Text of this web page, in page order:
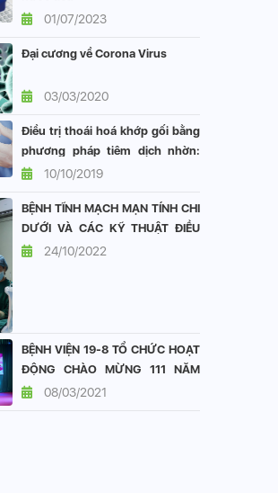
01/07/2023
Đại cương về Corona Virus
03/03/2020
Điều trị thoái hoá khớp gối bằng
phương pháp tiêm dịch nhờn:
vai trò và hiệu quả
10/10/2019
BỆNH TĨNH MẠCH MẠN TÍNH CHI
DƯỚI VÀ CÁC KỸ THUẬT ĐIỀU
TRỊ TẠI KHOA TIM MẠCH BỆNH
24/10/2022
BỆNH VIỆN 19-8 TỔ CHỨC HOẠT
ĐỘNG CHÀO MỪNG 111 NĂM
QUỐC TẾ PHỤ NỮ 8/3
08/03/2021